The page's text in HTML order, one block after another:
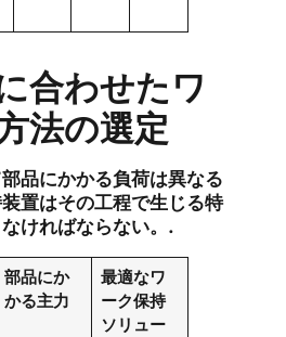
合わせたワ
法の選定
品にかかる負荷は異なる
置はその工程で生じる特
ければならない。.
部品にか
かる主力
最適なワ
ーク保持
ソリュー